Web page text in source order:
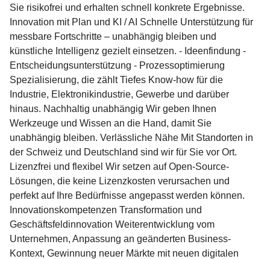
Sie risikofrei und erhalten schnell konkrete Ergebnisse.
Innovation mit Plan und KI / AI Schnelle Unterstützung für
messbare Fortschritte – unabhängig bleiben und
künstliche Intelligenz gezielt einsetzen. - Ideenfindung -
Entscheidungsunterstützung - Prozessoptimierung
Spezialisierung, die zählt Tiefes Know-how für die
Industrie, Elektronikindustrie, Gewerbe und darüber
hinaus. Nachhaltig unabhängig Wir geben Ihnen
Werkzeuge und Wissen an die Hand, damit Sie
unabhängig bleiben. Verlässliche Nähe Mit Standorten in
der Schweiz und Deutschland sind wir für Sie vor Ort.
Lizenzfrei und flexibel Wir setzen auf Open-Source-
Lösungen, die keine Lizenzkosten verursachen und
perfekt auf Ihre Bedürfnisse angepasst werden können.
Innovationskompetenzen Transformation und
Geschäftsfeldinnovation Weiterentwicklung vom
Unternehmen, Anpassung an geänderten Business-
Kontext, Gewinnung neuer Märkte mit neuen digitalen